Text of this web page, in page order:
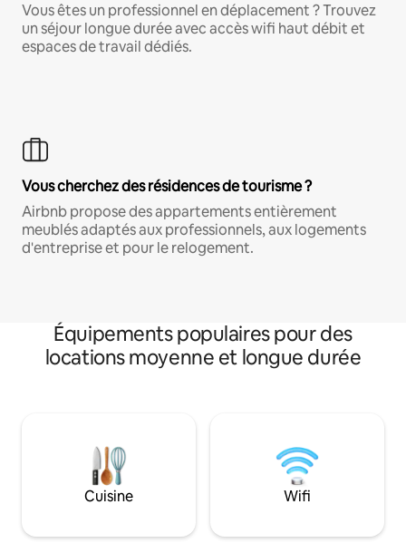
Vous êtes un professionnel en déplacement ? Trouvez
un séjour longue durée avec accès wifi haut débit et
espaces de travail dédiés.
Vous cherchez des résidences de tourisme ?
Airbnb propose des appartements entièrement
meublés adaptés aux professionnels, aux logements
d'entreprise et pour le relogement.
Équipements populaires pour des
locations moyenne et longue durée
Cuisine Wifi